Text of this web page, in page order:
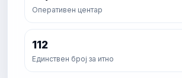
Оперативен центар
112
Единствен број за итно